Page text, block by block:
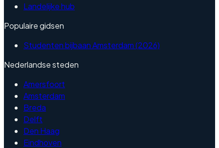
Landelijke hub
Populaire gidsen
Studenten bijbaan Amsterdam (2026)
Nederlandse steden
Amersfoort
Amsterdam
Breda
Delft
Den Haag
Eindhoven